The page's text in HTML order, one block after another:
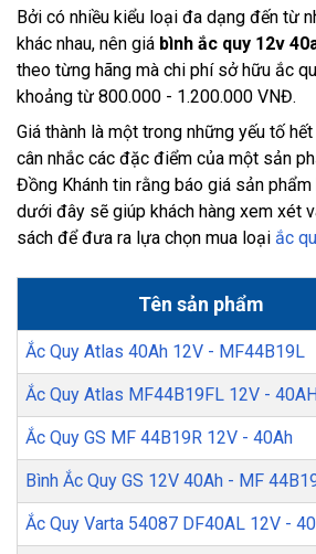
Bởi có nhiều kiểu loại đa dạng đến từ
khác nhau, nên giá bình ắc quy 12v
theo từng hãng mà chi phí sở hữu ắc
khoảng từ 800.000 - 1.200.000 VNĐ.
Giá thành là một trong những yếu tố
cân nhắc các đặc điểm của một sản
Đồng Khánh tin rằng báo giá sản
dưới đây sẽ giúp khách hàng xem xét
sách để đưa ra lựa chọn mua loại ắc
Tên sản phẩm
Ắc Quy Atlas 40Ah 12V - MF44B19L
Ắc Quy Atlas MF44B19FL 12V - 40AH
Ắc Quy GS MF 44B19R 12V - 40Ah
Bình Ắc Quy GS 12V 40Ah - MF
Ắc Quy Varta 54087 DF40AL 12V -